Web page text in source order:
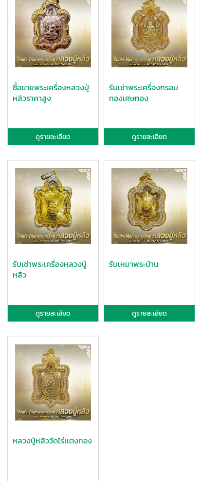
ซื้อขายพระเครื่องหลวงปู่
หลิวราคาสูง
ดูรายละเอียด
รับเช่าพระเครื่องกรอบ
ทองเศษทอง
ดูรายละเอียด
รับเช่าพระเครื่องหลวงปู่
หลิว
ดูรายละเอียด
รับเหมาพระบ้าน
ดูรายละเอียด
หลวงปู่หลิววัดไร่เเตงทอง